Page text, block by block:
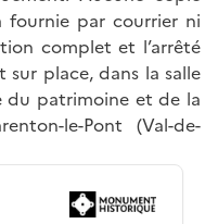
fournie par courrier ni
complet et l’arrêté
place, dans la salle
du patrimoine et de la
le-Pont (Val-de-